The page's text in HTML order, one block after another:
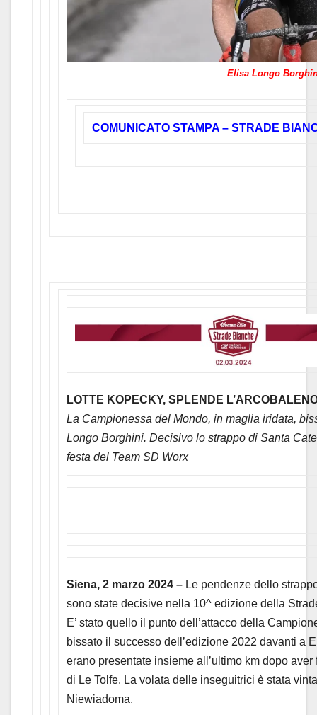
Elisa Longo
COMUNICATO STAMPA – STRADE
LOTTE KOPECKY, SPLENDE
La Campionessa del Mondo, in maglia iridata,
Longo Borghini. Decisivo lo strappo di Santa
festa del Team SD Worx
Siena, 2 marzo 2024 –Le pendenze dello
sono state decisive nella 10^ edizione della
E’ stato quello il punto dell’attacco della
bissato il successo dell’edizione 2022 davanti a
erano presentate insieme all’ultimo km dopo
di Le Tolfe. La volata delle inseguitrici è stata
Niewiadoma.